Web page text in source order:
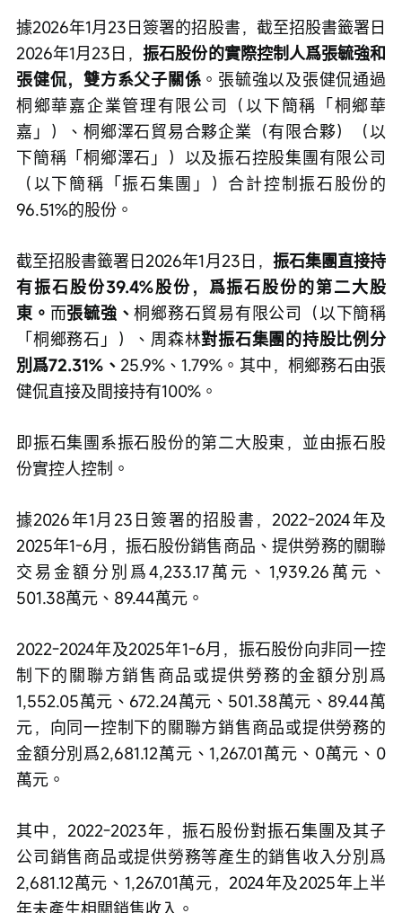
據2026年1月23日簽署的招股書，截至招股書籤署日
2026年1月23日，振石股份的實際控制人爲張毓強和
張健侃，雙方系父子關係 。張毓強以及張健侃通過
桐鄉華嘉企業管理有限公司（以下簡稱「桐鄉華
嘉」）、桐鄉澤石貿易合夥企業（有限合夥）（以
下簡稱「桐鄉澤石」）以及振石控股集團有限公司
（以下簡稱「振石集團」）合計控制振石股份的
96.51%的股份。
截至招股書籤署日2026年1月23日， 振石集團直接持
有振石股份39.4%股份，爲振石股份的第二大股
東。 而張毓強、桐鄉務石貿易有限公司（以下簡稱
「桐鄉務石」）、周森林對振石集團的持股比例分
別爲72.31%、 25.9%、1.79%。其中，桐鄉務石由張
健侃直接及間接持有100%。
即振石集團系振石股份的第二大股東，並由振石股
份實控人控制。
據2026年1月23日簽署的招股書，2022-2024年及
2025年1-6月，振石股份銷售商品、提供勞務的關聯
交易金額分別爲4,233.17萬元、1,939.26萬元、
501.38萬元、89.44萬元。
2022-2024年及2025年1-6月，振石股份向非同一控
制下的關聯方銷售商品或提供勞務的金額分別爲
1,552.05萬元、672.24萬元、501.38萬元、89.44萬
元，向同一控制下的關聯方銷售商品或提供勞務的
金額分別爲2,681.12萬元、1,267.01萬元、0萬元、0
萬元。
其中，2022-2023年，振石股份對振石集團及其子
公司銷售商品或提供勞務等產生的銷售收入分別爲
2,681.12萬元、1,267.01萬元，2024年及2025年上半
年未產生相關銷售收入。